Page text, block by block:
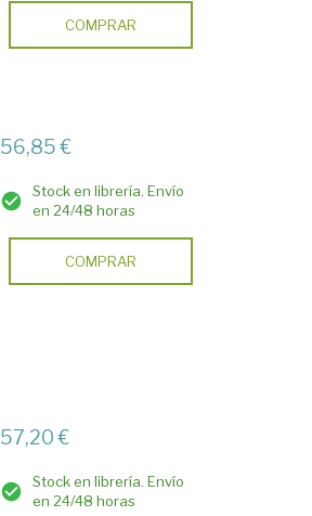
COMPRAR
56,85 €
Stock en librería. Envío
en 24/48 horas
COMPRAR
57,20 €
Stock en librería. Envío
en 24/48 horas